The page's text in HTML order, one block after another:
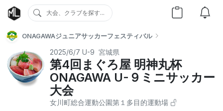
大会、クラブを探す...
ONAGAWAジュニアサッカーフェスティバル
2025/6/7 U-9 宮城県
第4回まぐろ屋 明神丸杯
ONAGAWA U-９ミニサッカー
⼤会
⼥川町総合運動公園第１多⽬的運動場